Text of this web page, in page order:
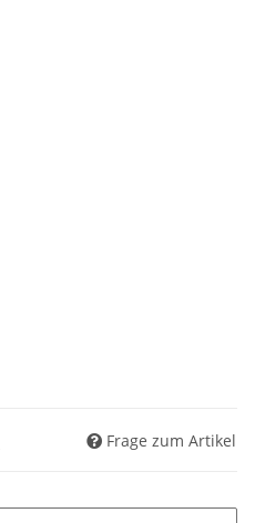
Frage zum Artikel